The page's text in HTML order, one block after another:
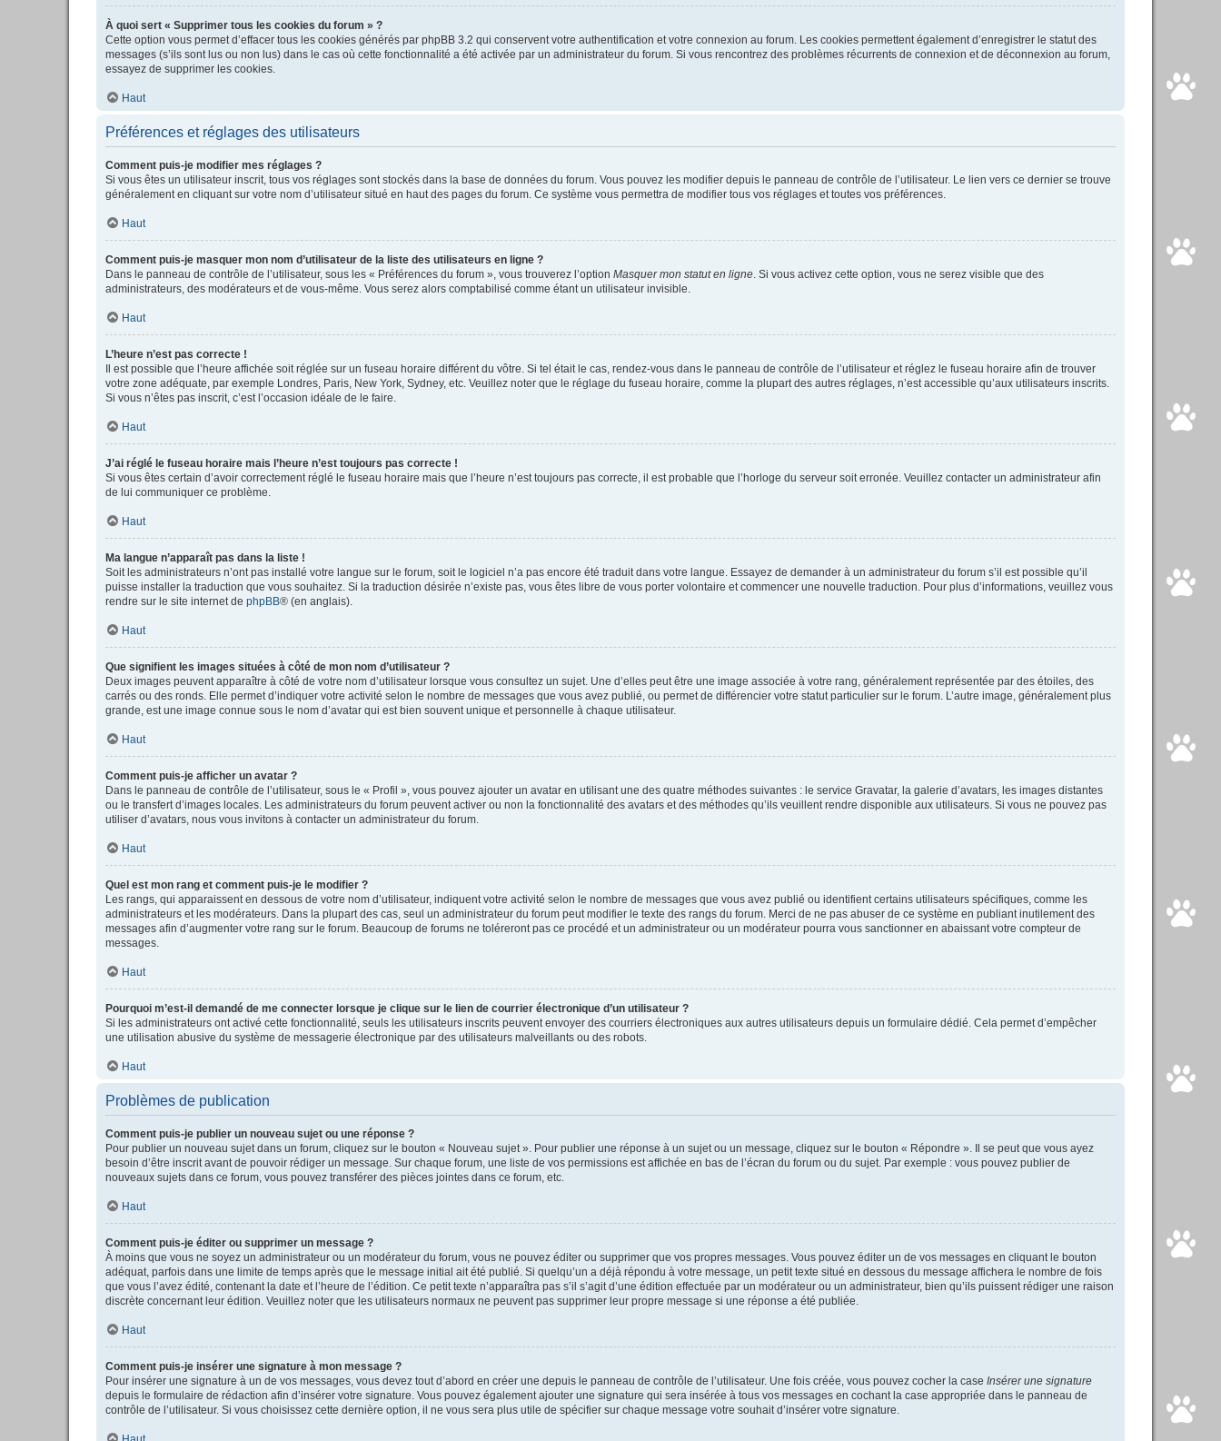
À quoi sert « Supprimer tous les cookies du forum » ?
Cette option vous permet d’effacer tous les cookies générés par phpBB 3.2 qui conservent votre authentification et votre connexion au forum. Les cookies permettent également d’enregistrer le statut des
messages (s’ils sont lus ou non lus) dans le cas où cette fonctionnalité a été activée par un administrateur du forum. Si vous rencontrez des problèmes récurrents de connexion et de déconnexion au forum,
essayez de supprimer les cookies.
Haut
Préférences et réglages des utilisateurs
Comment puis-je modifier mes réglages ?
Si vous êtes un utilisateur inscrit, tous vos réglages sont stockés dans la base de données du forum. Vous pouvez les modifier depuis le panneau de contrôle de l’utilisateur. Le lien vers ce dernier se trouve
généralement en cliquant sur votre nom d’utilisateur situé en haut des pages du forum. Ce système vous permettra de modifier tous vos réglages et toutes vos préférences.
Haut
Comment puis-je masquer mon nom d’utilisateur de la liste des utilisateurs en ligne ?
Dans le panneau de contrôle de l’utilisateur, sous les « Préférences du forum », vous trouverez l’option Masquer mon statut en ligne . Si vous activez cette option, vous ne serez visible que des
administrateurs, des modérateurs et de vous-même. Vous serez alors comptabilisé comme étant un utilisateur invisible.
Haut
L’heure n’est pas correcte !
Il est possible que l’heure affichée soit réglée sur un fuseau horaire différent du vôtre. Si tel était le cas, rendez-vous dans le panneau de contrôle de l’utilisateur et réglez le fuseau horaire afin de trouver
votre zone adéquate, par exemple Londres, Paris, New York, Sydney, etc. Veuillez noter que le réglage du fuseau horaire, comme la plupart des autres réglages, n’est accessible qu’aux utilisateurs inscrits.
Si vous n’êtes pas inscrit, c’est l’occasion idéale de le faire.
Haut
J’ai réglé le fuseau horaire mais l’heure n’est toujours pas correcte !
Si vous êtes certain d’avoir correctement réglé le fuseau horaire mais que l’heure n’est toujours pas correcte, il est probable que l’horloge du serveur soit erronée. Veuillez contacter un administrateur afin
de lui communiquer ce problème.
Haut
Ma langue n’apparaît pas dans la liste !
Soit les administrateurs n’ont pas installé votre langue sur le forum, soit le logiciel n’a pas encore été traduit dans votre langue. Essayez de demander à un administrateur du forum s’il est possible qu’il
puisse installer la traduction que vous souhaitez. Si la traduction désirée n’existe pas, vous êtes libre de vous porter volontaire et commencer une nouvelle traduction. Pour plus d’informations, veuillez vous
rendre sur le site internet de phpBB® (en anglais).
Haut
Que signifient les images situées à côté de mon nom d’utilisateur ?
Deux images peuvent apparaître à côté de votre nom d’utilisateur lorsque vous consultez un sujet. Une d’elles peut être une image associée à votre rang, généralement représentée par des étoiles, des
carrés ou des ronds. Elle permet d’indiquer votre activité selon le nombre de messages que vous avez publié, ou permet de différencier votre statut particulier sur le forum. L’autre image, généralement plus
grande, est une image connue sous le nom d’avatar qui est bien souvent unique et personnelle à chaque utilisateur.
Haut
Comment puis-je afficher un avatar ?
Dans le panneau de contrôle de l’utilisateur, sous le « Profil », vous pouvez ajouter un avatar en utilisant une des quatre méthodes suivantes : le service Gravatar, la galerie d’avatars, les images distantes
ou le transfert d’images locales. Les administrateurs du forum peuvent activer ou non la fonctionnalité des avatars et des méthodes qu’ils veuillent rendre disponible aux utilisateurs. Si vous ne pouvez pas
utiliser d’avatars, nous vous invitons à contacter un administrateur du forum.
Haut
Quel est mon rang et comment puis-je le modifier ?
Les rangs, qui apparaissent en dessous de votre nom d’utilisateur, indiquent votre activité selon le nombre de messages que vous avez publié ou identifient certains utilisateurs spécifiques, comme les
administrateurs et les modérateurs. Dans la plupart des cas, seul un administrateur du forum peut modifier le texte des rangs du forum. Merci de ne pas abuser de ce système en publiant inutilement des
messages afin d’augmenter votre rang sur le forum. Beaucoup de forums ne toléreront pas ce procédé et un administrateur ou un modérateur pourra vous sanctionner en abaissant votre compteur de
messages.
Haut
Pourquoi m’est-il demandé de me connecter lorsque je clique sur le lien de courrier électronique d’un utilisateur ?
Si les administrateurs ont activé cette fonctionnalité, seuls les utilisateurs inscrits peuvent envoyer des courriers électroniques aux autres utilisateurs depuis un formulaire dédié. Cela permet d’empêcher
une utilisation abusive du système de messagerie électronique par des utilisateurs malveillants ou des robots.
Haut
Problèmes de publication
Comment puis-je publier un nouveau sujet ou une réponse ?
Pour publier un nouveau sujet dans un forum, cliquez sur le bouton « Nouveau sujet ». Pour publier une réponse à un sujet ou un message, cliquez sur le bouton « Répondre ». Il se peut que vous ayez
besoin d’être inscrit avant de pouvoir rédiger un message. Sur chaque forum, une liste de vos permissions est affichée en bas de l’écran du forum ou du sujet. Par exemple : vous pouvez publier de
nouveaux sujets dans ce forum, vous pouvez transférer des pièces jointes dans ce forum, etc.
Haut
Comment puis-je éditer ou supprimer un message ?
À moins que vous ne soyez un administrateur ou un modérateur du forum, vous ne pouvez éditer ou supprimer que vos propres messages. Vous pouvez éditer un de vos messages en cliquant le bouton
adéquat, parfois dans une limite de temps après que le message initial ait été publié. Si quelqu’un a déjà répondu à votre message, un petit texte situé en dessous du message affichera le nombre de fois
que vous l’avez édité, contenant la date et l’heure de l’édition. Ce petit texte n’apparaîtra pas s’il s’agit d’une édition effectuée par un modérateur ou un administrateur, bien qu’ils puissent rédiger une raison
discrète concernant leur édition. Veuillez noter que les utilisateurs normaux ne peuvent pas supprimer leur propre message si une réponse a été publiée.
Haut
Comment puis-je insérer une signature à mon message ?
Pour insérer une signature à un de vos messages, vous devez tout d’abord en créer une depuis le panneau de contrôle de l’utilisateur. Une fois créée, vous pouvez cocher la case Insérer une signature
depuis le formulaire de rédaction afin d’insérer votre signature. Vous pouvez également ajouter une signature qui sera insérée à tous vos messages en cochant la case appropriée dans le panneau de
contrôle de l’utilisateur. Si vous choisissez cette dernière option, il ne vous sera plus utile de spécifier sur chaque message votre souhait d’insérer votre signature.